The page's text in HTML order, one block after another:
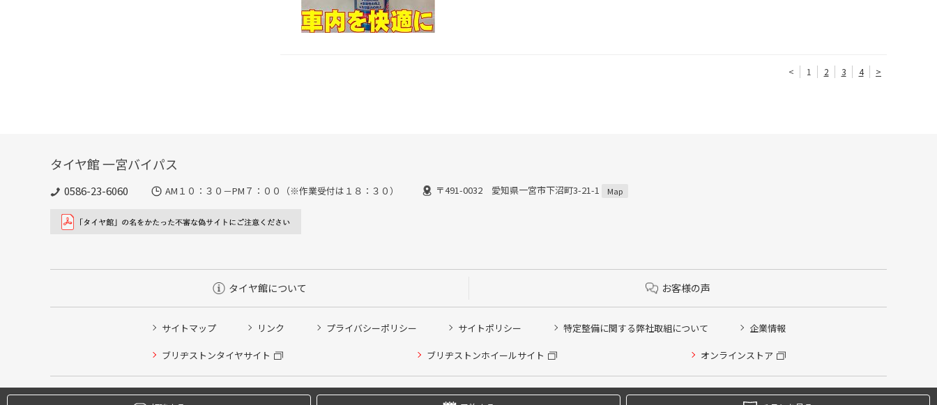
< 1 2 3 4 >
タイヤ館 一宮バイパス
0586-23-6060 AM１０：３０－PM７：００（※作業受付は１８：３０） 〒491-0032 愛知県一宮市下沼町3-21-1 Map
タイヤ館について お客様の声
サイトマップ リンク プライバシーポリシー サイトポリシー 特定整備に関する弊社取組について 企業情報
ブリヂストンタイヤサイト ブリヂストンホイールサイト オンラインストア
Copyright © 2024 Bridgestone Retail Co.,Ltd. All rights Reserved.
タイヤ点検・安全点検/タイヤ履き替え/オイル交換/その他ピット作業の予約
クローク契約会員専用タイヤ履き替え※タイヤ履き替えを希望のクローク契約会員の方はこちらを選択ください
本日のタイヤ履き替え順番待ち予約 ※クローク契約会員の方はご利用いただけません